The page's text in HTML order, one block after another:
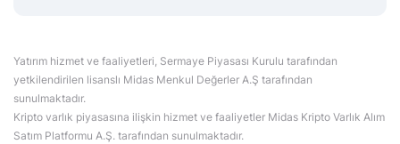
Yatırım hizmet ve faaliyetleri, Sermaye Piyasası Kurulu tarafından
yetkilendirilen lisanslı Midas Menkul Değerler A.Ş tarafından
sunulmaktadır.
Kripto varlık piyasasına ilişkin hizmet ve faaliyetler Midas Kripto Varlık Alım
Satım Platformu A.Ş. tarafından sunulmaktadır.